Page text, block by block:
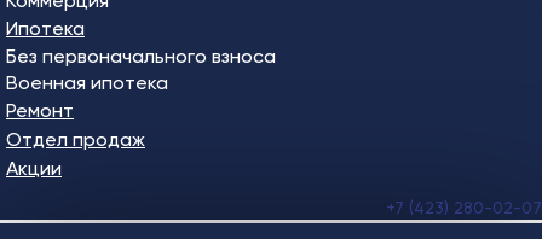
Ипотека
Без первоначального взноса
Военная ипотека
Ремонт
Отдел продаж
Акции
+7 (423) 280-02-07